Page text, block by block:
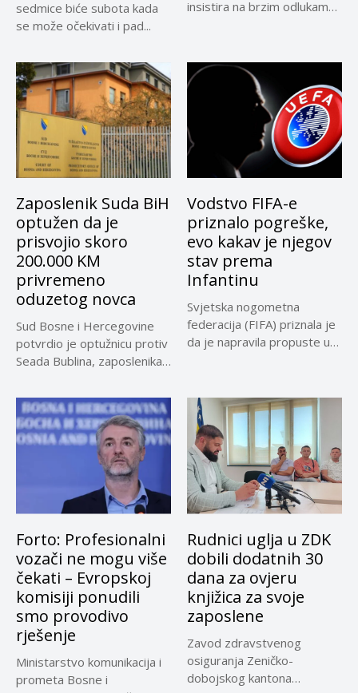
sedmice biće subota kada
se može očekivati i pad...
insistira na brzim odlukama
Zaposlenik Suda BiH
optužen da je
prisvojio skoro
200.000 KM
privremeno
oduzetog novca
Sud Bosne i Hercegovine
potvrdio je optužnicu protiv
Seada Bublina, zaposlenika
Vodstvo FIFA-e
priznalo pogreške,
evo kakav je njegov
stav prema
Infantinu
Svjetska nogometna
federacija (FIFA) priznala je
da je napravila propuste u
Forto: Profesionalni
vozači ne mogu više
čekati – Evropskoj
komisiji ponudili
smo provodivo
rješenje
Ministarstvo komunikacija i
prometa Bosne i
Rudnici uglja u ZDK
dobili dodatnih 30
dana za ovjeru
knjižica za svoje
zaposlene
Zavod zdravstvenog
osiguranja Zeničko-
dobojskog kantona